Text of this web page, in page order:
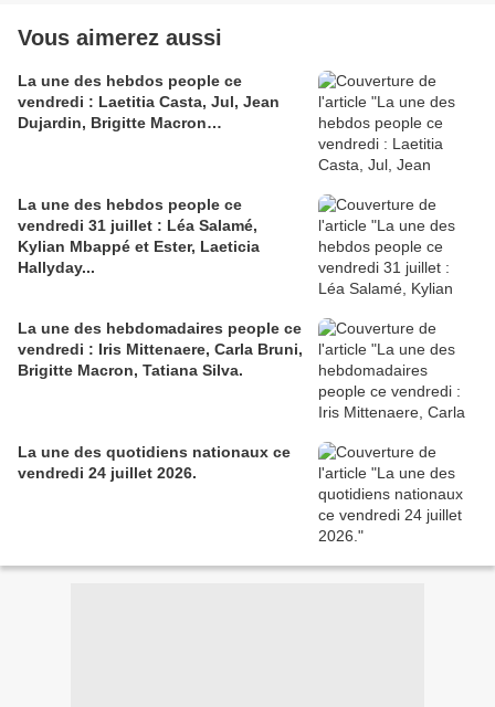
Vous aimerez aussi
La une des hebdos people ce
vendredi : Laetitia Casta, Jul, Jean
Dujardin, Brigitte Macron…
La une des hebdos people ce
vendredi 31 juillet : Léa Salamé,
Kylian Mbappé et Ester, Laeticia
Hallyday...
La une des hebdomadaires people ce
vendredi : Iris Mittenaere, Carla Bruni,
Brigitte Macron, Tatiana Silva.
La une des quotidiens nationaux ce
vendredi 24 juillet 2026.